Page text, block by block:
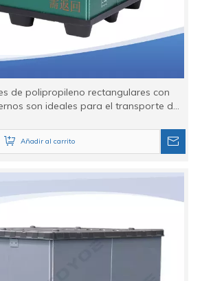
de polipropileno rectangulares con
son ideales para el transporte de
Añadir al carrito